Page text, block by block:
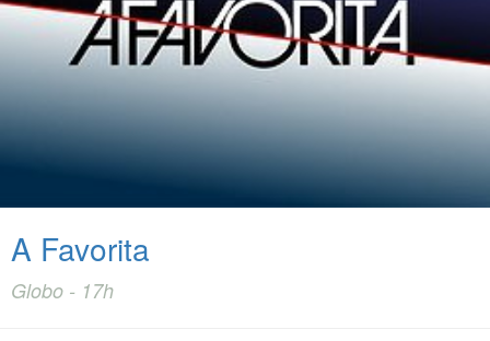
A Favorita
Globo - 17h